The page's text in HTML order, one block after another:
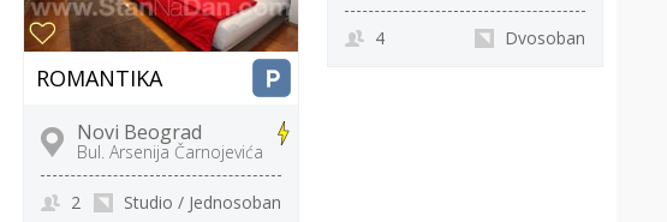
ROMANTIKA
Novi Beograd
Bul. Arsenija Čarnojevića
Studio / Jednosoban
2
Dvosoban
4